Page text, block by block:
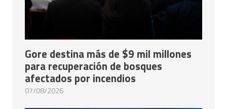
Gore destina más de $9 mil millones
para recuperación de bosques
afectados por incendios
07/08/2026